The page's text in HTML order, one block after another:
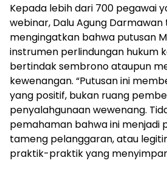
Kepada lebih dari 700 pegawai
webinar, Dalu Agung
mengingatkan bahwa putusan
instrumen perlindungan hukum
bertindak sembrono ataupun
kewenangan. “Putusan ini
yang positif, bukan ruang
penyalahgunaan wewenang.
pemahaman bahwa ini menjadi
tameng pelanggaran, atau
praktik-praktik yang